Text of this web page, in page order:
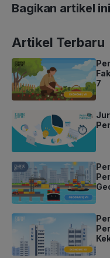
Bagikan artikel
Artikel Terbaru
7